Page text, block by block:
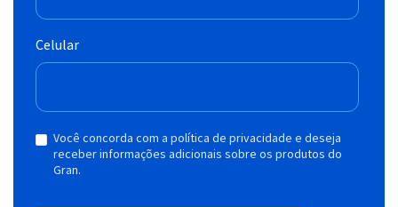
Celular
Você concorda com a política de privacidade e deseja
receber informações adicionais sobre os produtos do
Gran.